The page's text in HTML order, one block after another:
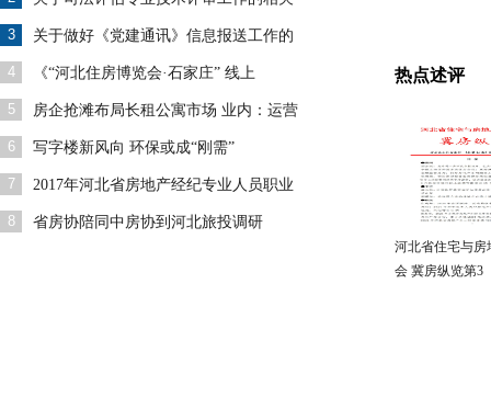
3 关于做好《党建通讯》信息报送工作的
4 《“河北住房博览会·石家庄” 线上
5 房企抢滩布局长租公寓市场 业内：运营
6 写字楼新风向 环保或成“刚需”
7 2017年河北省房地产经纪专业人员职业
8 省房协陪同中房协到河北旅投调研
热点述评
河北省住宅与房
会 冀房纵览第3